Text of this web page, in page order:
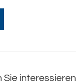
Sie interessieren